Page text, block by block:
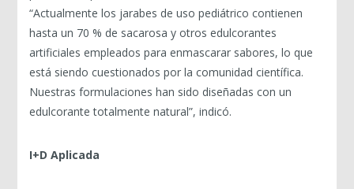
“Actualmente los jarabes de uso pediátrico contienen
hasta un 70 % de sacarosa y otros edulcorantes
artificiales empleados para enmascarar sabores, lo que
está siendo cuestionados por la comunidad científica.
Nuestras formulaciones han sido diseñadas con un
edulcorante totalmente natural”, indicó.
I+D Aplicada